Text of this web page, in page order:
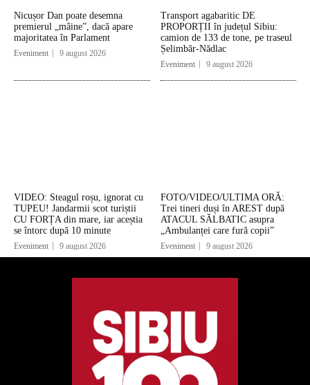
Nicușor Dan poate desemna
premierul „mâine”, dacă apare
majoritatea în Parlament
Eveniment 9 august 2026
Transport agabaritic DE
PROPORȚII în județul Sibiu:
camion de 133 de tone, pe traseul
Șelimbăr-Nădlac
Eveniment 9 august 2026
VIDEO: Steagul roșu, ignorat cu
TUPEU! Jandarmii scot turiștii
CU FORȚA din mare, iar aceștia
se întorc după 10 minute
Eveniment 9 august 2026
FOTO/VIDEO/ULTIMA ORĂ:
Trei tineri duși în AREST după
ATACUL SĂLBATIC asupra
„Ambulanței care fură copii”
Eveniment 9 august 2026